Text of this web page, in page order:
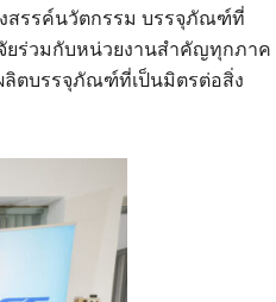
สรรค์นวัตกรรม บรรจุภัณฑ์ที่
ยร่วมกับหน่วยงานสำคัญทุกภาค
ลิตบรรจุภัณฑ์ที่เป็นมิตรต่อสิ่ง